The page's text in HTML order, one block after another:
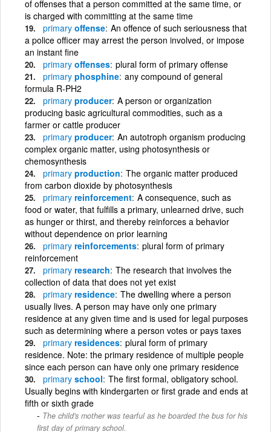
of offenses that a person committed at the same time, or
is charged with committing at the same time
primary offense An offence of such seriousness that
a police officer may arrest the person involved, or impose
an instant fine
primary offenses plural form of primary offense
primary phosphine any compound of general
formula R-PH2
primary producer A person or organization
producing basic agricultural commodities, such as a
farmer or cattle producer
primary producer An autotroph organism producing
complex organic matter, using photosynthesis or
chemosynthesis
primary production The organic matter produced
from carbon dioxide by photosynthesis
primary reinforcement A consequence, such as
food or water, that fulfills a primary, unlearned drive, such
as hunger or thirst, and thereby reinforces a behavior
without dependence on prior learning
primary reinforcements plural form of primary
reinforcement
primary research The research that involves the
collection of data that does not yet exist
primary residence The dwelling where a person
usually lives. A person may have only one primary
residence at any given time and is used for legal purposes
such as determining where a person votes or pays taxes
primary residences plural form of primary
residence. Note: the primary residence of multiple people
since each person can have only one primary residence
primary school The first formal, obligatory school.
Usually begins with kindergarten or first grade and ends at
fifth or sixth grade
The child's mother was tearful as he boarded the bus for his
first day of primary school.